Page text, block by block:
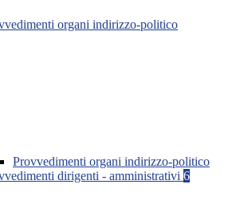
organi indirizzo-politico
Provvedimenti organi indirizzo-politico
dirigenti - amministrativi 6